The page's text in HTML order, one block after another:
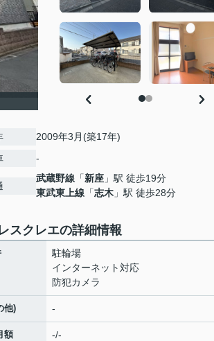
2009年3月(築17年)
-
武蔵野線 「新座 」駅 徒歩19分
東武東上線 「志木 」駅 徒歩28分
スクレエの詳細情報
駐輪場
インターネット対応
防犯カメラ
他) -
額 -/-